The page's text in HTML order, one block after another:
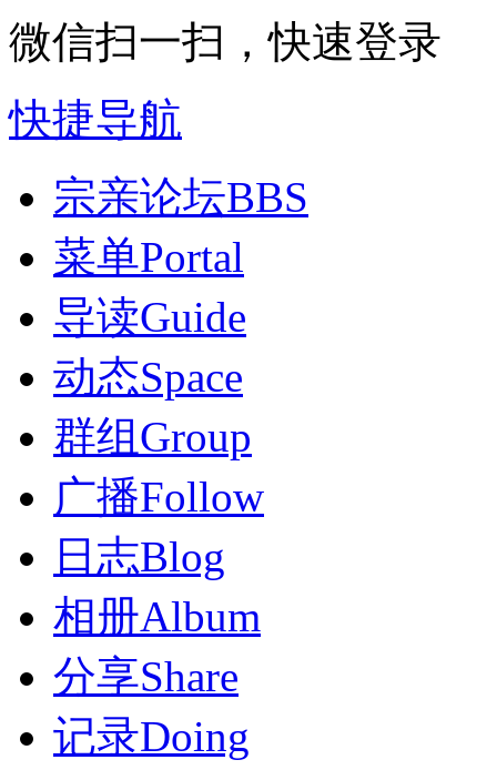
微信扫一扫，快速登录
快捷导航
宗亲论坛BBS
菜单Portal
导读Guide
动态Space
群组 Group
广播Follow
日志Blog
相册Album
分享Share
记录Doing